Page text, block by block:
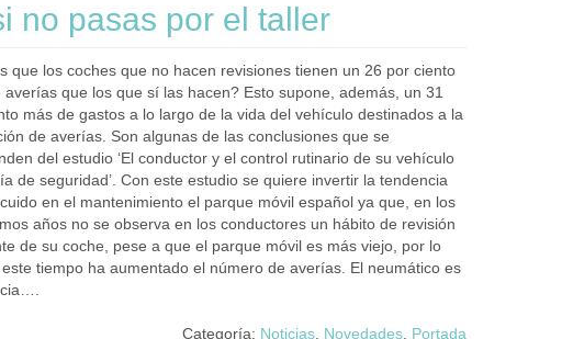
no pasas por el taller
que los coches que no hacen revisiones tienen un 26 por ciento
averías que los que sí las hacen? Esto supone, además, un 31
más de gastos a lo largo de la vida del vehículo destinados a la
de averías. Son algunas de las conclusiones que se
del estudio ‘El conductor y el control rutinario de su vehículo
de seguridad’. Con este estudio se quiere invertir la tendencia
en el mantenimiento el parque móvil español ya que, en los
años no se observa en los conductores un hábito de revisión
de su coche, pese a que el parque móvil es más viejo, por lo
tiempo ha aumentado el número de averías. El neumático es
Categoría: Noticias Novedades Portada